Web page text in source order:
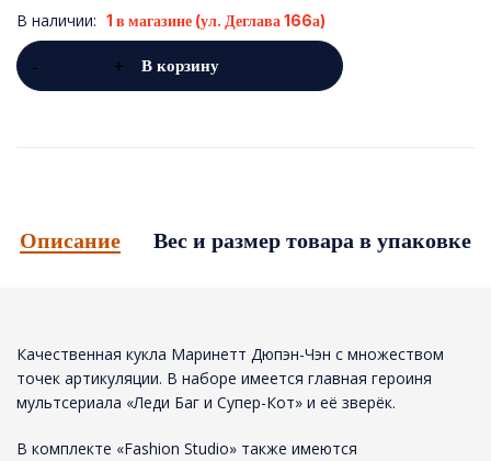
В наличии: 1 в магазине (ул. Деглава 166а)
В корзину
Описание Вес и размер товара в упаковке
Качественная кукла Маринетт Дюпэн-Чэн с множеством
точек артикуляции. В наборе имеется главная героиня
мультсериала «Леди Баг и Супер-Кот» и её зверёк.
В комплекте «Fashion Studio» также имеются